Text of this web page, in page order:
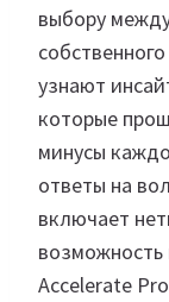
выбору
узнают
которые
минусы
ответы на
включает
возможность
Accelerate